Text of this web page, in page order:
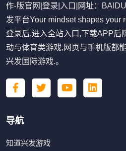
作-版官网|登录|入口|网址：
发平台Your mindset shapes your
登录后,进入全站入口,下载APP后
动与体育类游戏,网页与手机版都
兴发国际游戏.。
导航
知道兴发游戏